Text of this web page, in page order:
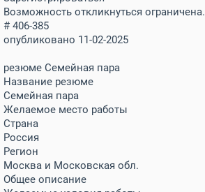
Возможность откликнуться ограничена.
# 406-385
опубликовано 11-02-2025
резюме Семейная пара
Название резюме
Семейная пара
Желаемое место работы
Страна
Россия
Регион
Москва и Московская обл.
Общее описание